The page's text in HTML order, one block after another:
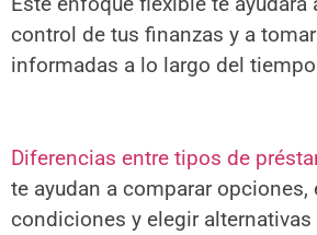
control de tus finanzas y a
informadas a lo largo del
Diferencias entre tipos de
te ayudan a comparar opciones,
condiciones y elegir